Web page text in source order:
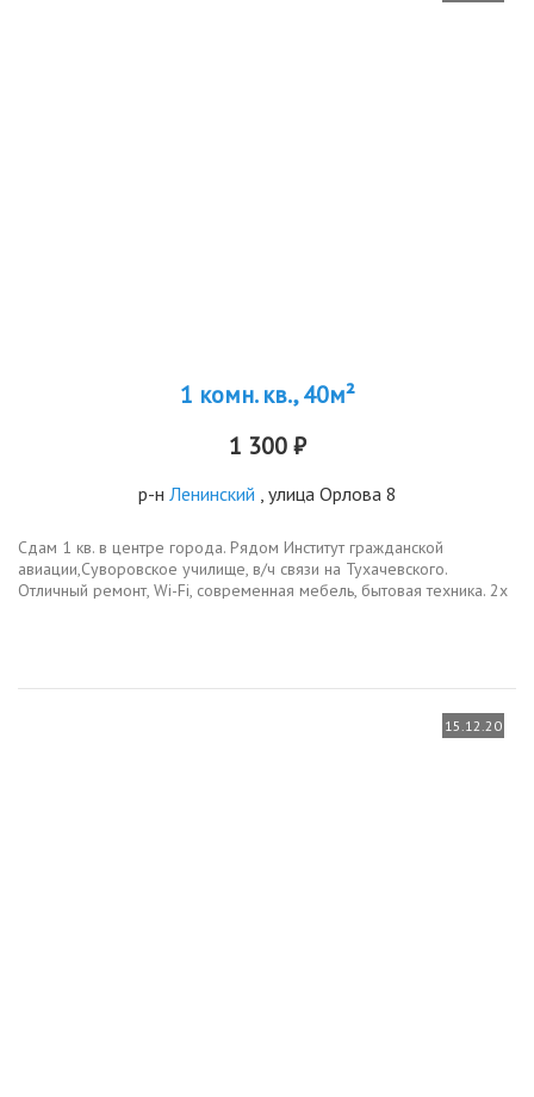
1 комн. кв., 40м²
1 300 ₽
р-н Ленинский , улица Орлова 8
Сдам 1 кв. в центре города. Рядом Институт гражданской
авиации,Суворовское училище, в/ч связи на Тухачевского.
Отличный ремонт, Wi-Fi, современная мебель, бытовая техника. 2х
15.12.20